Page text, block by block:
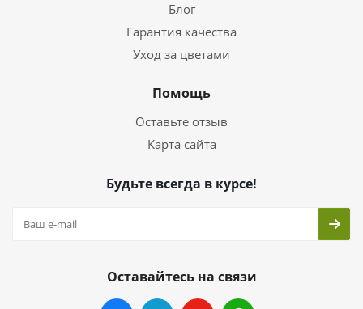
Блог
Гарантия качества
Уход за цветами
Помощь
Оставьте отзыв
Карта сайта
Будьте всегда в курсе!
Оставайтесь на связи